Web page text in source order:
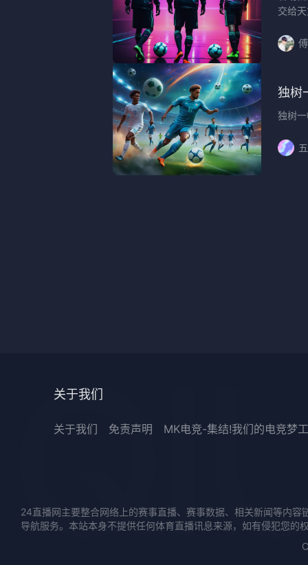
交给
独树
独树
关于我们
关于我们 免责声明 MK电竞-集结!我们的电竞梦
24直播网主要整合网络上的赛事直播、赛事数据、相关新闻等内
导航服务。本站本身不提供任何体育直播讯息来源，如有侵犯您的